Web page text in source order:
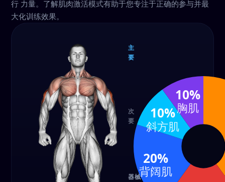
行 力量。了解肌肉激活模式有助于您专注于正确的参与并最
大化训练效果。
主
要
40%
次
要
肩部
背阔
器械
20%
背阔肌
10%
斜方肌
10%
胸肌